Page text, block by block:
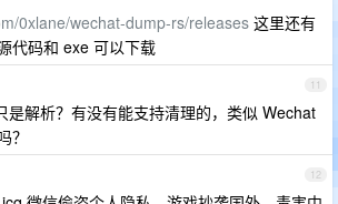
0xlane/wechat-dump-rs/releases 这里还有
代码和 exe 可以下载
11
是解析？有没有能支持清理的，类似 Wechat
？
12